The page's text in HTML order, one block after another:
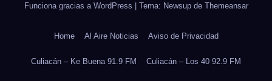
Funciona gracias a WordPress Tema: Newsup de Themeansar
Home Al Aire Noticias Aviso de Privacidad
Culiacán – Ke Buena 91.9 FM Culiacán – Los 40 92.9 FM